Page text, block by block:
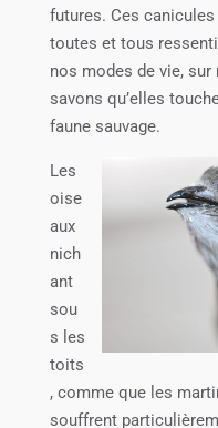
futures. Ces
toutes et tous
nos modes de vie,
savons qu’elles
faune sauvage.
Les
oise
aux
nich
ant
sou
s les
toits
, comme que les
souffrent